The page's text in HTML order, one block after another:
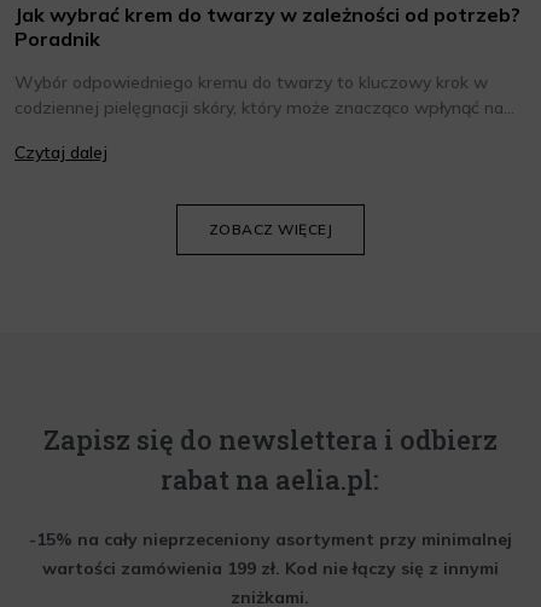
Jak wybrać krem do twarzy w zależności od potrzeb?
Poradnik
Wybór odpowiedniego kremu do twarzy to kluczowy krok w
codziennej pielęgnacji skóry, który może znacząco wpłynąć na
oraz wiedzieć, jak dopasować je do potrzeb własnej skóry.
Czytaj dalej
ZOBACZ WIĘCEJ
Zapisz się do newslettera i odbierz
rabat na aelia.pl:
-15% na cały nieprzeceniony asortyment przy minimalnej
wartości zamówienia 199 zł. Kod nie łączy się z innymi
zniżkami.